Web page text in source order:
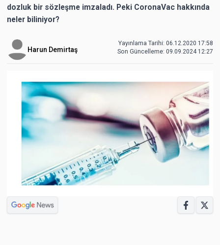
dozluk bir sözleşme imzaladı. Peki CoronaVac hakkında
neler biliniyor?
Harun Demirtaş
Yayınlama Tarihi: 06.12.2020 17:58
Son Güncelleme: 09.09.2024 12:27